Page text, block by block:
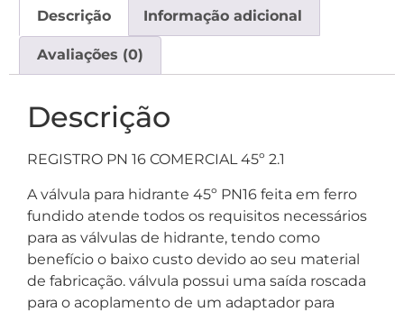
Descrição Informação adicional
Avaliações (0)
Descrição
REGISTRO PN 16 COMERCIAL 45º 2.1
A válvula para hidrante 45º PN16 feita em ferro
fundido atende todos os requisitos necessários
para as válvulas de hidrante, tendo como
benefício o baixo custo devido ao seu material
de fabricação. válvula possui uma saída roscada
para o acoplamento de um adaptador para